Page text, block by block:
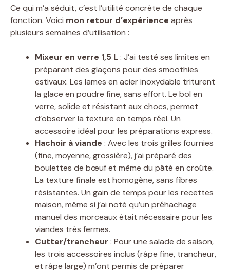
Ce qui m’a séduit, c’est l’utilité concrète de chaque
fonction. Voici mon retour d’expérience après
plusieurs semaines d’utilisation :
Mixeur en verre 1,5 L : J’ai testé ses limites en
préparant des glaçons pour des smoothies
estivaux. Les lames en acier inoxydable triturent
la glace en poudre fine, sans effort. Le bol en
verre, solide et résistant aux chocs, permet
d’observer la texture en temps réel. Un
accessoire idéal pour les préparations express.
Hachoir à viande : Avec les trois grilles fournies
(fine, moyenne, grossière), j’ai préparé des
boulettes de bœuf et même du pâté en croûte.
La texture finale est homogène, sans fibres
résistantes. Un gain de temps pour les recettes
maison, même si j’ai noté qu’un préhachage
manuel des morceaux était nécessaire pour les
viandes très fermes.
Cutter/trancheur : Pour une salade de saison,
les trois accessoires inclus (râpe fine, trancheur,
et râpe large) m’ont permis de préparer